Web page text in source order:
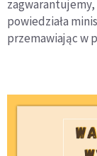
powiedziała
przemawiając w